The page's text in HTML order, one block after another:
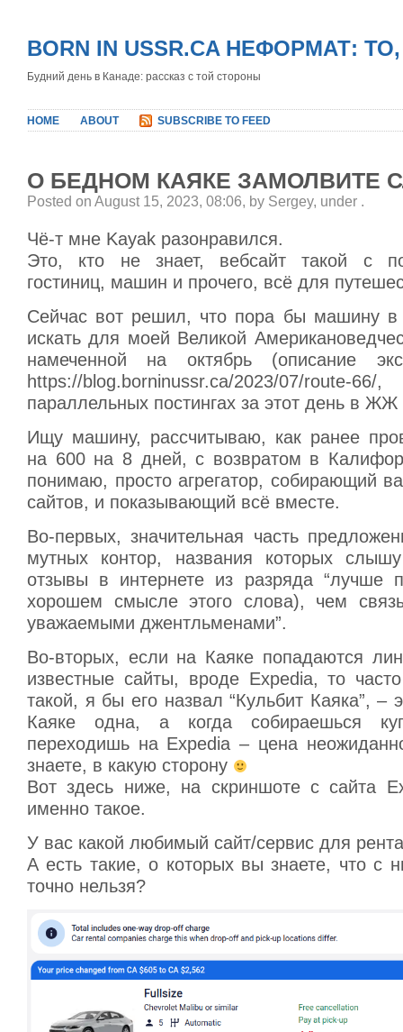
BORN IN USSR.CA НЕФОРМАТ:
Будний день в Канаде: рассказ с той стороны
HOME ABOUT SUBSCRIBE TO FEED
О БЕДНОМ КАЯКЕ ЗАМОЛВИТЕ
Posted on August 15, 2023, 08:06, by Sergey, under .
Чё-т мне Kayak разонравился.
Это, кто не знает, вебсайт такой с
гостиниц, машин и прочего, всё для
Сейчас вот решил, что пора бы машину в
искать для моей Великой
намеченной на октябрь (описание
https://blog.borninussr.ca/2023/07/
параллельных постингах за этот день в
Ищу машину, рассчитываю, как ранее
на 600 на 8 дней, с возвратом в
понимаю, просто агрегатор, собирающий
сайтов, и показывающий всё вместе.
Во-первых, значительная часть
мутных контор, названия которых
отзывы в интернете из разряда “лучше
хорошем смысле этого слова), чем
уважаемыми джентльменами”.
Во-вторых, если на Каяке попадаются
известные сайты, вроде Expedia, то
такой, я бы его назвал “Кульбит Каяка”, –
Каяке одна, а когда собираешься
переходишь на Expedia – цена
знаете, в какую сторону
Вот здесь ниже, на скриншоте с сайта
именно такое.
У вас какой любимый сайт/сервис для
А есть такие, о которых вы знаете, что с
точно нельзя?